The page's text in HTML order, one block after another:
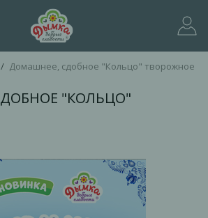
/ Домашнее, сдобное "Кольцо" творожное
"КОЛЬЦО"